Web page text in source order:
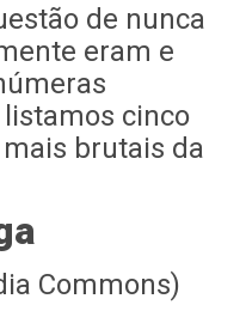
de nunca
eram e
cinco
brutais da